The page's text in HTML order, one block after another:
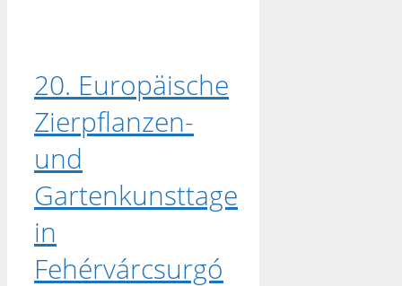
20. Europäische
Zierpflanzen-
und
Gartenkunsttage
in
Fehérvárcsurgó